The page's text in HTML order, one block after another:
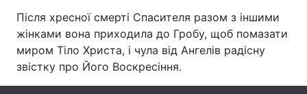
Економіка Світ
Наука
Техно і зв'язок Лайт
Після хресної смерті Спасителя разом з іншими
жінками вона приходила до Гробу, щоб помазати
миром Тіло Христа, і чула від Ангелів радісну
звістку про Його Воскресіння.